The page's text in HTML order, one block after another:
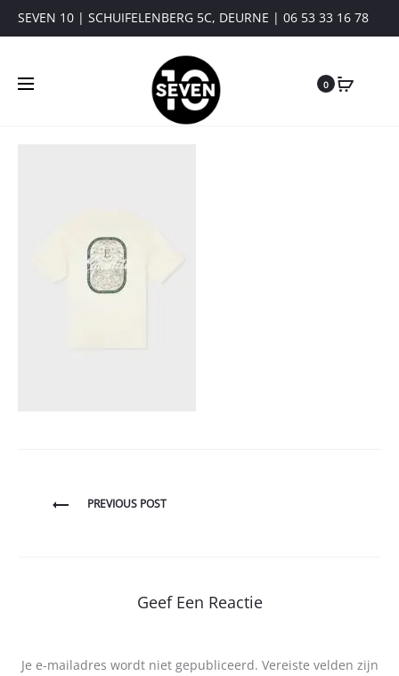
SEVEN 10 | SCHUIFELENBERG 5C, DEURNE | 06 53 33 16 78
0
BerichtPREVIOUS POST
Geef Een Reactie
Je e-mailadres wordt niet gepubliceerd. Vereiste velden zijn